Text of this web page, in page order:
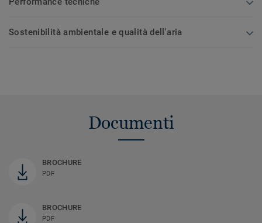
Sostenibilità ambientale e qualità dell'aria
Documenti
BROCHURE
PDF
BROCHURE
PDF